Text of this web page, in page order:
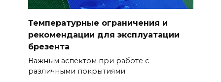
Температурные ограничения и
рекомендации для эксплуатации
брезента
Важным аспектом при работе с
различными покрытиями